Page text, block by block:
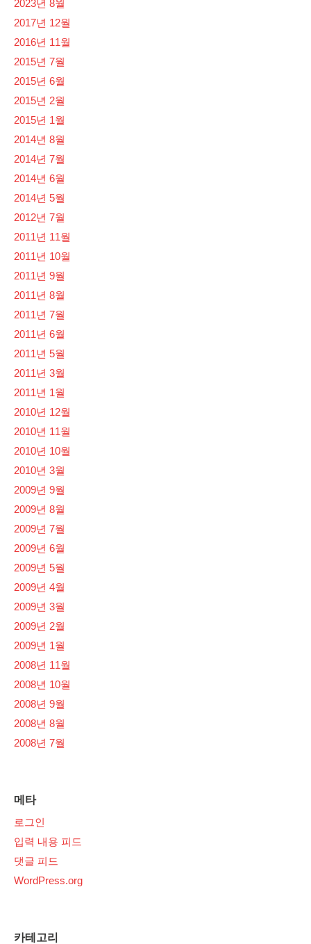
2023년 8월
2017년 12월
2016년 11월
2015년 7월
2015년 6월
2015년 2월
2015년 1월
2014년 8월
2014년 7월
2014년 6월
2014년 5월
2012년 7월
2011년 11월
2011년 10월
2011년 9월
2011년 8월
2011년 7월
2011년 6월
2011년 5월
2011년 3월
2011년 1월
2010년 12월
2010년 11월
2010년 10월
2010년 3월
2009년 9월
2009년 8월
2009년 7월
2009년 6월
2009년 5월
2009년 4월
2009년 3월
2009년 2월
2009년 1월
2008년 11월
2008년 10월
2008년 9월
2008년 8월
2008년 7월
메타
로그인
입력 내용 피드
댓글 피드
WordPress.org
카테고리